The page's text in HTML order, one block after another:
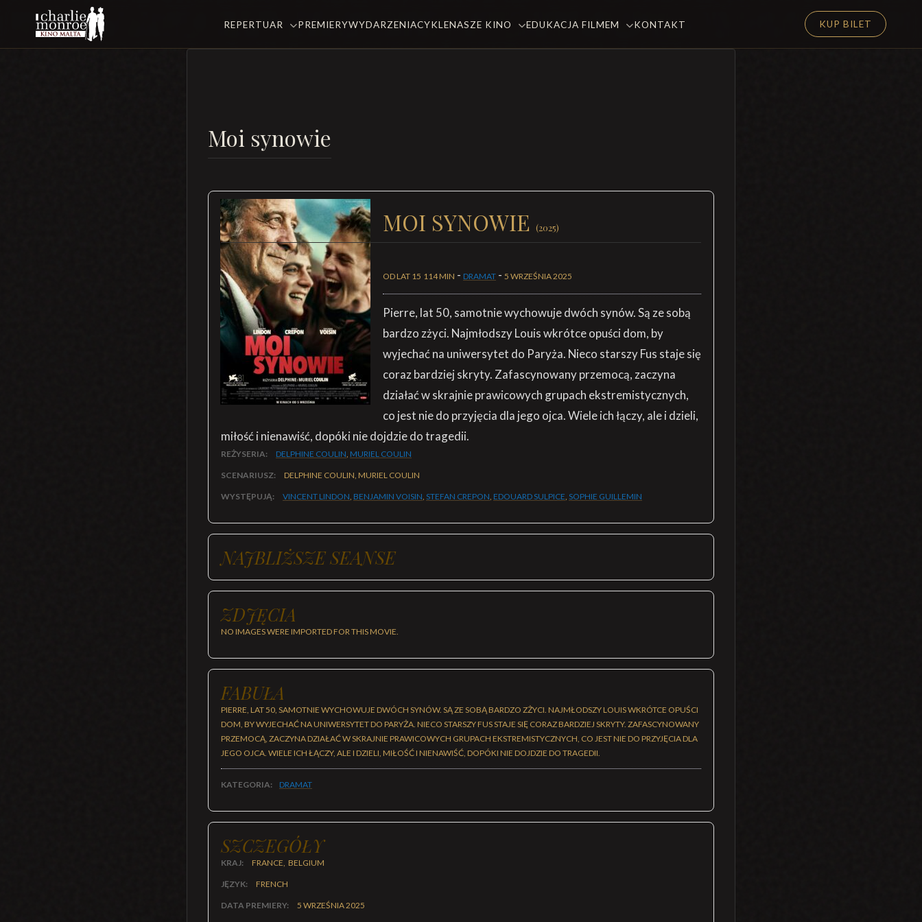
REPERTUAR PREMIERYWYDARZENIACYKLENASZE KINO EDUKACJA FILMEM KONTAKT KUP BILET
Moi synowie
MOI SYNOWIE (2025)
OD LAT 15 114 MIN - DRAMAT - 5 WRZEŚNIA 2025
Pierre, lat 50, samotnie wychowuje dwóch synów. Są ze sobą
bardzo zżyci. Najmłodszy Louis wkrótce opuści dom, by
wyjechać na uniwersytet do Paryża. Nieco starszy Fus staje się
coraz bardziej skryty. Zafascynowany przemocą, zaczyna
działać w skrajnie prawicowych grupach ekstremistycznych,
co jest nie do przyjęcia dla jego ojca. Wiele ich łączy, ale i dzieli,
miłość i nienawiść, dopóki nie dojdzie do tragedii.
REŻYSERIA: DELPHINE COULIN, MURIEL COULIN
SCENARIUSZ: DELPHINE COULIN, MURIEL COULIN
WYSTĘPUJĄ: VINCENT LINDON, BENJAMIN VOISIN, STEFAN CREPON, EDOUARD SULPICE, SOPHIE GUILLEMIN
NAJBLIŻSZE SEANSE
ZDJĘCIA
NO IMAGES WERE IMPORTED FOR THIS MOVIE.
FABUŁA
PIERRE, LAT 50, SAMOTNIE WYCHOWUJE DWÓCH SYNÓW. SĄ ZE SOBĄ BARDZO ZŻYCI. NAJMŁODSZY LOUIS WKRÓTCE OPUŚCI
DOM, BY WYJECHAĆ NA UNIWERSYTET DO PARYŻA. NIECO STARSZY FUS STAJE SIĘ CORAZ BARDZIEJ SKRYTY. ZAFASCYNOWANY
PRZEMOCĄ, ZACZYNA DZIAŁAĆ W SKRAJNIE PRAWICOWYCH GRUPACH EKSTREMISTYCZNYCH, CO JEST NIE DO PRZYJĘCIA DLA
JEGO OJCA. WIELE ICH ŁĄCZY, ALE I DZIELI, MIŁOŚĆ I NIENAWIŚĆ, DOPÓKI NIE DOJDZIE DO TRAGEDII.
KATEGORIA: DRAMAT
SZCZEGÓŁY
KRAJ: FRANCE, BELGIUM
JĘZYK: FRENCH
DATA PREMIERY: 5 WRZEŚNIA 2025